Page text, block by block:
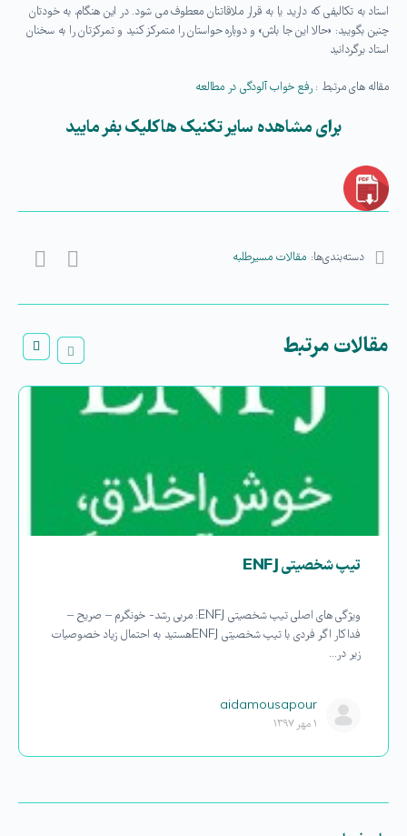
استاد به تکالیفی که دارید یا به قرار ملاقاتتان معطوف می شود. در این هنگام، به خودتان
چنین بگویید: «حالا این جا باش» و دوباره حواستان را متمرکز کنید و تمرکزتان را به سخنان
استاد برگردانید
مقاله های مرتبط :رفع خواب آلودگی در مطالعه
برای مشاهده سایر تکنیک ها کلیک بفر مایید
دسته‌بندی‌ها: مقالات مسیرطلبه
مقالات مرتبط
تیپ شخصیتی ENFJ
ویژگی های اصلی تیپ شخصیتی ENFJ: مربی رشد- خونگرم – صریح –
فداکار اگر فردی با تیپ شخصیتی ENFJ هستید به احتمال زیاد خصوصیات
زیر در…
aidamousapour
۱ مهر ۱۳۹۷